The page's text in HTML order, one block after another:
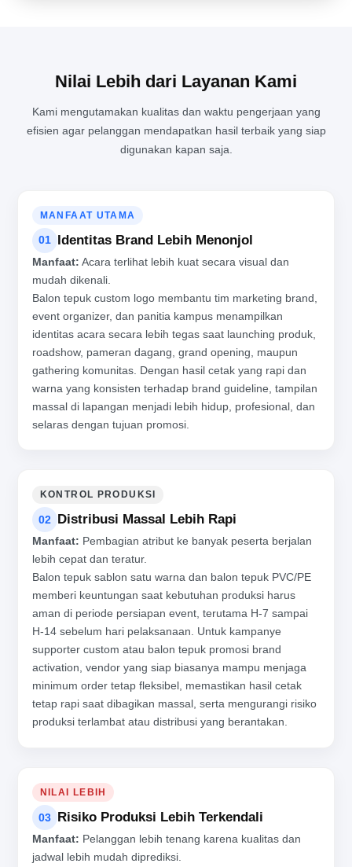
Nilai Lebih dari Layanan Kami
Kami mengutamakan kualitas dan waktu pengerjaan yang
efisien agar pelanggan mendapatkan hasil terbaik yang siap
digunakan kapan saja.
MANFAAT UTAMA
01 Identitas Brand Lebih Menonjol
Manfaat: Acara terlihat lebih kuat secara visual dan
mudah dikenali.
Balon tepuk custom logo membantu tim marketing brand,
event organizer, dan panitia kampus menampilkan
identitas acara secara lebih tegas saat launching produk,
roadshow, pameran dagang, grand opening, maupun
gathering komunitas. Dengan hasil cetak yang rapi dan
warna yang konsisten terhadap brand guideline, tampilan
massal di lapangan menjadi lebih hidup, profesional, dan
selaras dengan tujuan promosi.
KONTROL PRODUKSI
02 Distribusi Massal Lebih Rapi
Manfaat: Pembagian atribut ke banyak peserta berjalan
lebih cepat dan teratur.
Balon tepuk sablon satu warna dan balon tepuk PVC/PE
memberi keuntungan saat kebutuhan produksi harus
aman di periode persiapan event, terutama H-7 sampai
H-14 sebelum hari pelaksanaan. Untuk kampanye
supporter custom atau balon tepuk promosi brand
activation, vendor yang siap biasanya mampu menjaga
minimum order tetap fleksibel, memastikan hasil cetak
tetap rapi saat dibagikan massal, serta mengurangi risiko
produksi terlambat atau distribusi yang berantakan.
NILAI LEBIH
03 Risiko Produksi Lebih Terkendali
Manfaat: Pelanggan lebih tenang karena kualitas dan
jadwal lebih mudah diprediksi.